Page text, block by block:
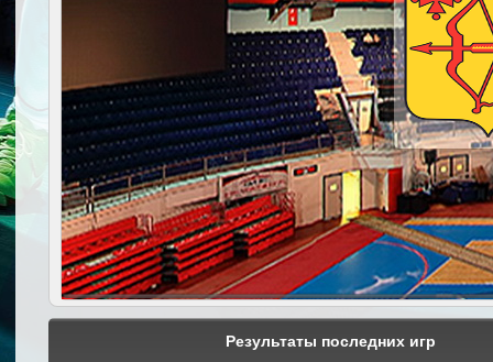
Результаты последних игр